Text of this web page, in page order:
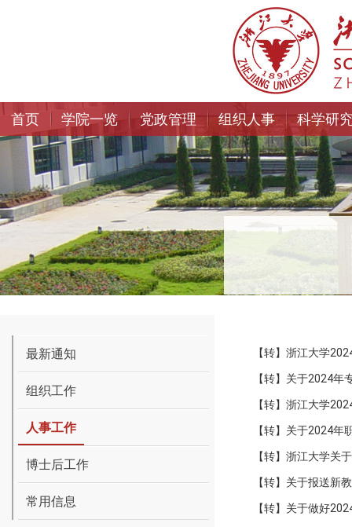
首页 学院一览 党政管理 组织人事 科学研
最新通知
组织工作
人事工作
博士后工作
常用信息
【转】浙江大学
【转】关于2024年
【转】浙江大学
【转】关于2024年
【转】浙江大学关
【转】关于报送新
【转】关于做好